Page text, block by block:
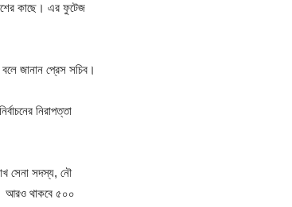
কাছে। এর ফুটেজ
বলে জানান প্রেস সচিব।
নিরাপত্তা
সেনা সদস্য, নৌ
আরও থাকবে ৫০০